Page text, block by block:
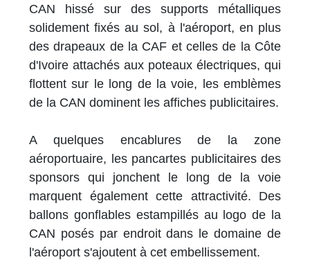
CAN hissé sur des supports métalliques
solidement fixés au sol, à l'aéroport, en plus
des drapeaux de la CAF et celles de la Côte
d'Ivoire attachés aux poteaux électriques, qui
flottent sur le long de la voie, les emblèmes
de la CAN dominent les affiches publicitaires.
A quelques encablures de la zone
aéroportuaire, les pancartes publicitaires des
sponsors qui jonchent le long de la voie
marquent également cette attractivité. Des
ballons gonflables estampillés au logo de la
CAN posés par endroit dans le domaine de
l'aéroport s'ajoutent à cet embellissement.